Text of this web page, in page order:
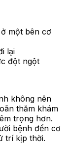
một bên cơ
lại
đột ngột
không nên
thăm khám
trọng hơn.
bệnh đến cơ
trí kịp thời.